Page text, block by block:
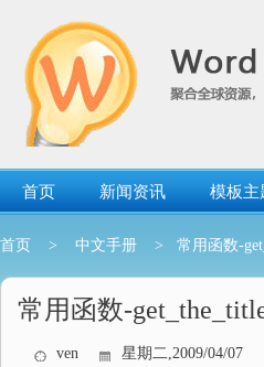
首页 新闻资讯 模板主
首页 > 中文手册 > 常用函数-
常用函数-
ven 星期二,2009/04/07